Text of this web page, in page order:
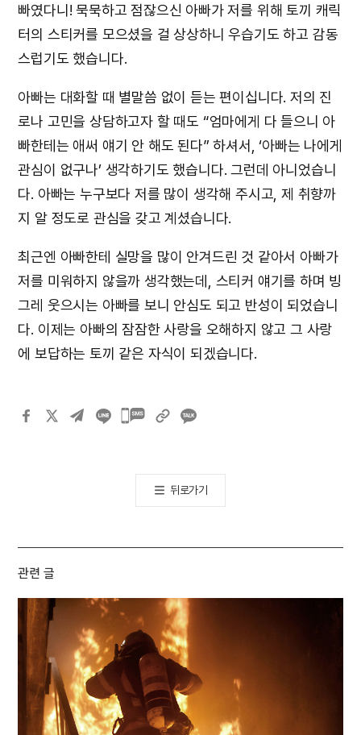
빠였다니! 묵묵하고 점잖으신 아빠가 저를 위해 토끼 캐릭
터의 스티커를 모으셨을 걸 상상하니 우습기도 하고 감동
스럽기도 했습니다.
아빠는 대화할 때 별말씀 없이 듣는 편이십니다. 저의 진
로나 고민을 상담하고자 할 때도 “엄마에게 다 들으니 아
빠한테는 애써 얘기 안 해도 된다” 하셔서, ‘아빠는 나에게
관심이 없구나’ 생각하기도 했습니다. 그런데 아니었습니
다. 아빠는 누구보다 저를 많이 생각해 주시고, 제 취향까
지 알 정도로 관심을 갖고 계셨습니다.
최근엔 아빠한테 실망을 많이 안겨드린 것 같아서 아빠가
저를 미워하지 않을까 생각했는데, 스티커 얘기를 하며 빙
그레 웃으시는 아빠를 보니 안심도 되고 반성이 되었습니
다. 이제는 아빠의 잠잠한 사랑을 오해하지 않고 그 사랑
에 보답하는 토끼 같은 자식이 되겠습니다.
카카오톡
뒤로가기
관련 글